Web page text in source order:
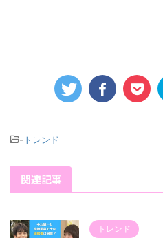
- トレンド
関連記事
トレンド